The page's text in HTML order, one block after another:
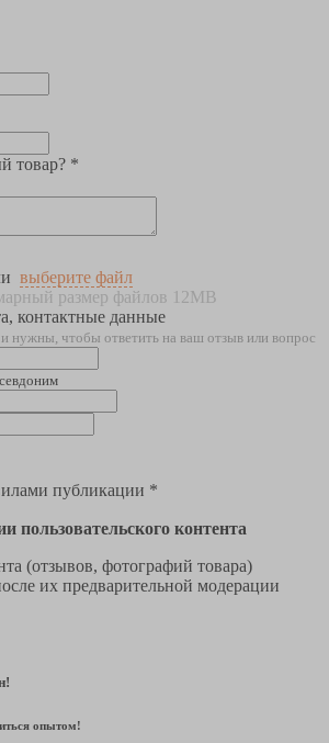
товар? *
выберите файл
размер файлов 12MB
контактные данные
нужны, чтобы ответить на ваш отзыв или вопрос
публикации *
пользовательского контента
(отзывов, фотографий товара)
их предварительной модерации
опытом!